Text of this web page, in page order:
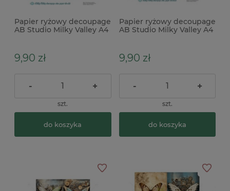
Papier ryżowy decoupage
AB Studio Milky Valley A4
9,90 zł
- +
szt.
do koszyka
Papier ryżowy decoupage
AB Studio Milky Valley A4
9,90 zł
- +
szt.
do koszyka